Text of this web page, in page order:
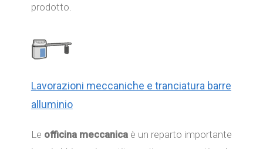
prodotto.
Lavorazioni meccaniche e tranciatura barre
alluminio
Le officina meccanicaè un reparto importante